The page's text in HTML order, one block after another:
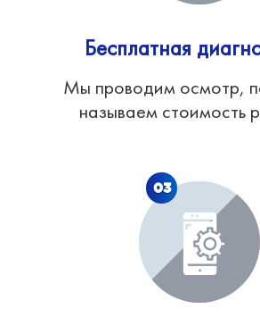
Бесплатная
Мы проводим осмотр,
называем стоимость
03